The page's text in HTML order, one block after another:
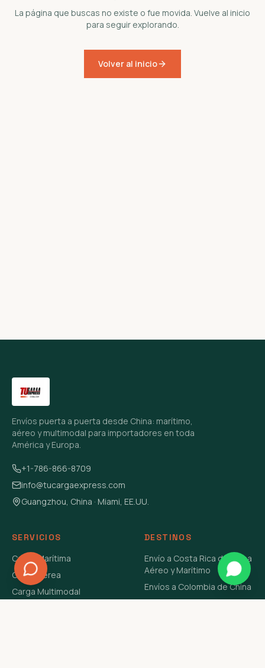
La página que buscas no existe o fue movida. Vuelve al inicio
para seguir explorando.
Volver al inicio
Envíos puerta a puerta desde China: marítimo,
aéreo y multimodal para importadores en toda
América y Europa.
+1-786-866-8709
info@tucargaexpress.com
Guangzhou, China · Miami, EE.UU.
SERVICIOS
Carga Marítima
Carga Aérea
Carga Multimodal
DESTINOS
Envío a Costa Rica de China
Aéreo y Marítimo
Envíos a Colombia de China